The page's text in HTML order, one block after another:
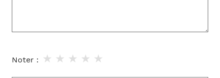
Noter : ★
★
★
★
★